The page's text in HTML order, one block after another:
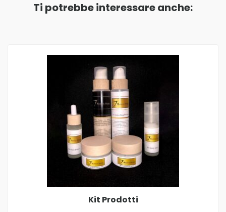
Ti potrebbe interessare anche:
Kit Prodotti